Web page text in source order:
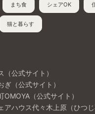
まち食 シェアOK
猫と暮らす
（公式サイト）
（公式サイト）
OMOYA（公式サイト）
アハウス代々木上原（ひつじ